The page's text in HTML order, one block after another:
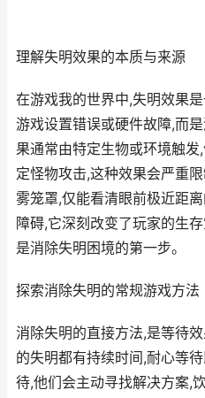
理解失明效果的本质与来源
在游戏我的世界中,失明效果
游戏设置错误或硬件故障,而
果通常由特定生物或环境触
定怪物攻击,这种效果会严重
雾笼罩,仅能看清眼前极近距
障碍,它深刻改变了玩家的生
是消除失明困境的第一步。
探索消除失明的常规游戏方法
消除失明的直接方法,是等待
的失明都有持续时间,耐心等
待,他们会主动寻找解决方案,